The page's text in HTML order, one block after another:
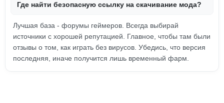
Где найти безопасную ссылку на скачивание мода?
Лучшая база - форумы геймеров. Всегда выбирай
источники с хорошей репутацией. Главное, чтобы там были
отзывы о том, как играть без вирусов. Убедись, что версия
последняя, иначе получится лишь временный фарм.